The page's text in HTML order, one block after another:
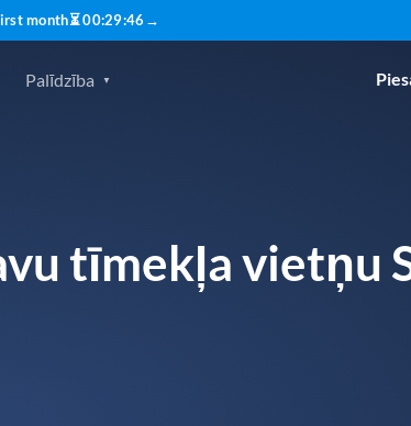
month⏳00:29:45 →
Palīdzība
tīmekļa vietņu